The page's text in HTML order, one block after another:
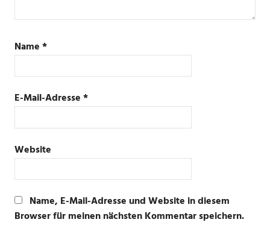
Name*
E-Mail-Adresse*
Website
Name, E-Mail-Adresse und Website in diesem
Browser für meinen nächsten Kommentar speichern.